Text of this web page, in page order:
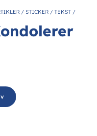
/ STICKER / TEKST /